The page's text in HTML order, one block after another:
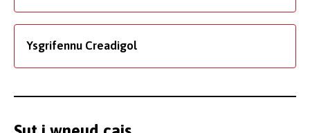
Ysgrifennu Creadigol